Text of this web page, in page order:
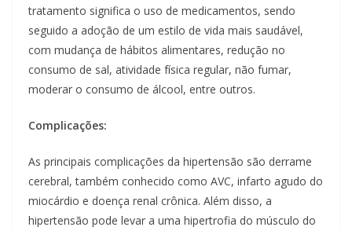
tratamento significa o uso de medicamentos, sendo
seguido a adoção de um estilo de vida mais saudável,
com mudança de hábitos alimentares, redução no
consumo de sal, atividade física regular, não fumar,
moderar o consumo de álcool, entre outros.
Complicações:
As principais complicações da hipertensão são derrame
cerebral, também conhecido como AVC, infarto agudo do
miocárdio e doença renal crônica. Além disso, a
hipertensão pode levar a uma hipertrofia do músculo do